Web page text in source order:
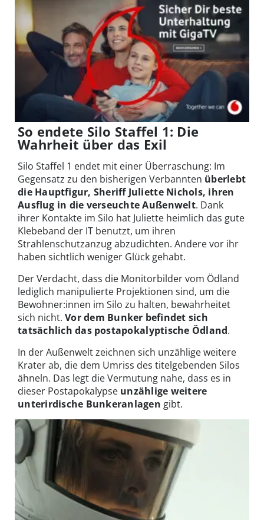
So endete Silo Staffel 1: Die
Wahrheit über das Exil
Silo Staffel 1 endet mit einer Überraschung: Im
Gegensatz zu den bisherigen Verbannten überlebt
die Hauptfigur, Sheriff Juliette Nichols, ihren
Ausflug in die verseuchte Außenwelt. Dank
ihrer Kontakte im Silo hat Juliette heimlich das gute
Klebeband der IT benutzt, um ihren
Strahlenschutzanzug abzudichten. Andere vor ihr
haben sichtlich weniger Glück gehabt.
Der Verdacht, dass die Monitorbilder vom Ödland
lediglich manipulierte Projektionen sind, um die
Bewohner:innen im Silo zu halten, bewahrheitet
sich nicht. Vor dem Bunker befindet sich
tatsächlich das postapokalyptische Ödland.
In der Außenwelt zeichnen sich unzählige weitere
Krater ab, die dem Umriss des titelgebenden Silos
ähneln. Das legt die Vermutung nahe, dass es in
dieser Postapokalypse unzählige weitere
unterirdische Bunkeranlagen gibt.